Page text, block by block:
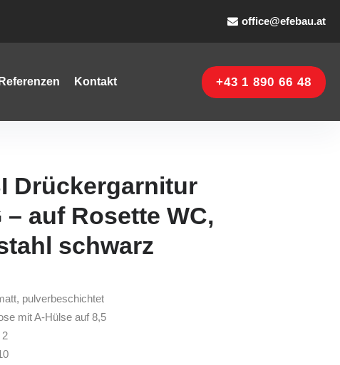
office@efebau.at
Referenzen Kontakt +43 1 890 66 48
Drückergarnitur
– auf Rosette WC,
schwarz
pulverbeschichtet
mit A-Hülse auf 8,5
2